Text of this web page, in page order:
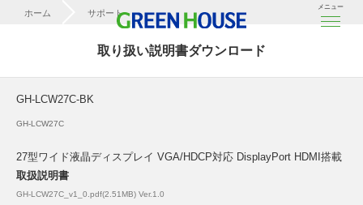
メニュー
ホーム サポート
取り扱い説明書ダウンロード
GH-LCW27C-BK
GH-LCW27C
27型ワイド液晶ディスプレイ VGA/HDCP対応 DisplayPort HDMI搭載
取扱説明書
GH-LCW27C_v1_0.pdf(2.51MB) Ver.1.0